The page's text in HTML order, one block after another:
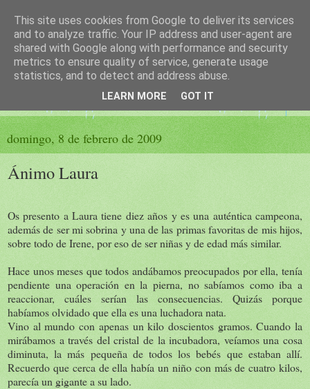
El sueño de las palabras
PÁGINA LITERARIA DE FELISA MORENO
domingo, 8 de febrero de 2009
Ánimo Laura
Os presento a Laura tiene diez años y es una auténtica campeona,
además de ser mi sobrina y una de las primas favoritas de mis hijos,
sobre todo de Irene, por eso de ser niñas y de edad más similar.
Hace unos meses que todos andábamos preocupados por ella, tenía
pendiente una operación en la pierna, no sabíamos como iba a
reaccionar, cuáles serían las consecuencias. Quizás porque
habíamos olvidado que ella es una luchadora nata.
Vino al mundo con apenas un kilo doscientos gramos. Cuando la
mirábamos a través del cristal de la incubadora, veíamos una cosa
diminuta, la más pequeña de todos los bebés que estaban allí.
Recuerdo que cerca de ella había un niño con más de cuatro kilos,
parecía un gigante a su lado.
This site uses cookies from Google to deliver its services
and to analyze traffic. Your IP address and user-agent are
shared with Google along with performance and security
metrics to ensure quality of service, generate usage
statistics, and to detect and address abuse.
LEARN MORE GOT IT